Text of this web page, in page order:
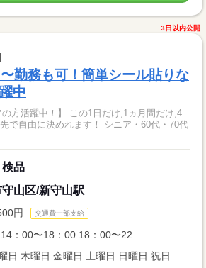
3日以内公開
勤務も可！簡単シール貼りな
中
の1日だけ,1ヵ月間だけ,4
めれます！ シニア・60代・70代
品
山区/新守山駅
円 交通費一部支給
：00〜18：00 18：00〜22...
日 木曜日 金曜日 土曜日 日曜日 祝日